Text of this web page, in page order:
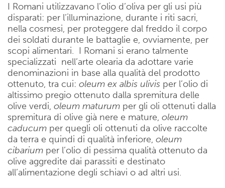
I Romani utilizzavano l’olio d’oliva per gli usi più
disparati: per l’illuminazione, durante i riti sacri,
nella cosmesi, per proteggere dal freddo il corpo
dei soldati durante le battaglie e, ovviamente, per
scopi alimentari. I Romani si erano talmente
specializzati nell’arte olearia da adottare varie
denominazioni in base alla qualità del prodotto
ottenuto, tra cui: oleum ex albis ulivis per l’olio di
altissimo pregio ottenuto dalla spremitura delle
olive verdi, oleum maturum per gli oli ottenuti dalla
spremitura di olive già nere e mature, oleum
caducum per quegli oli ottenuti da olive raccolte
da terra e quindi di qualità inferiore, oleum
cibarium per l’olio di pessima qualità ottenuto da
olive aggredite dai parassiti e destinato
all’alimentazione degli schiavi o ad altri usi.